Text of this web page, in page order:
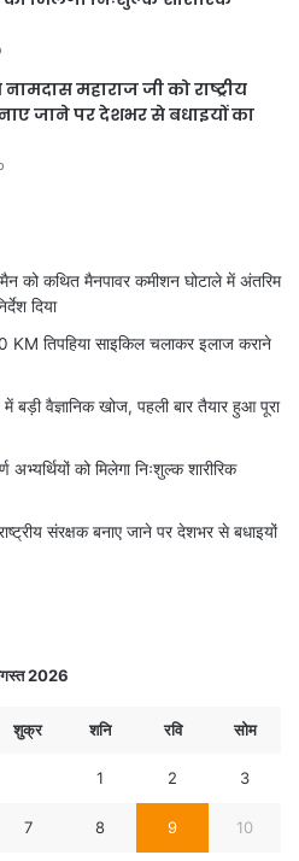
नामदास महाराज जी को राष्ट्रीय
जाने पर देशभर से बधाइयों का
को कथित मैनपावर कमीशन घोटाले में अंतरिम
दिया
तिपहिया साइकिल चलाकर इलाज कराने
बड़ी वैज्ञानिक खोज, पहली बार तैयार हुआ पूरा
अभ्यर्थियों को मिलेगा निःशुल्क शारीरिक
संरक्षक बनाए जाने पर देशभर से बधाइयों
2026
शुक्र शनि रवि सोम
1 2 3
7 8 9 10